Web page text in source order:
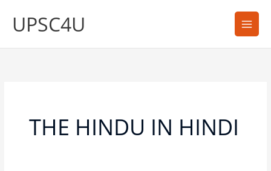
UPSC4U
THE HINDU IN HINDI